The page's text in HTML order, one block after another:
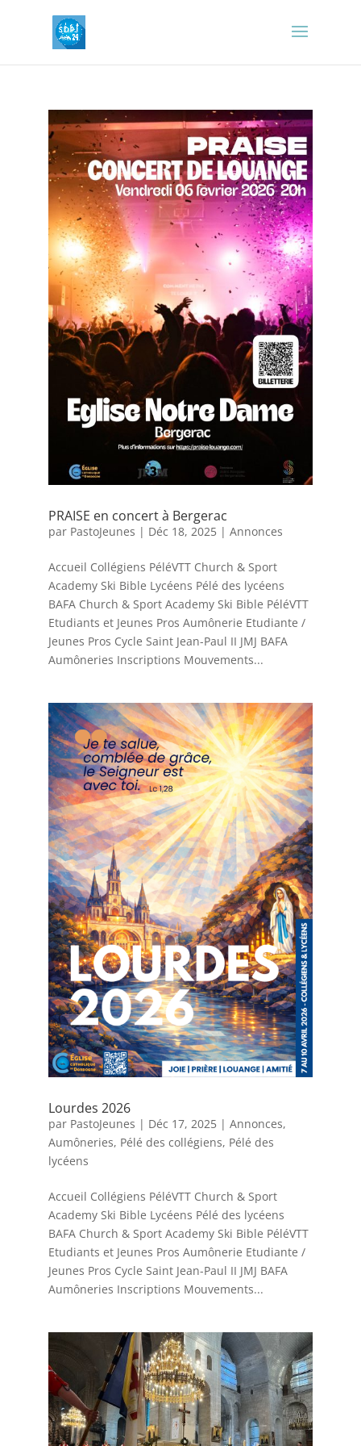
PRAISE en concert à Bergerac
par PastoJeunes | Déc 18, 2025| Annonces
Accueil Collégiens PéléVTT Church & Sport
Academy Ski Bible Lycéens Pélé des lycéens
BAFA Church & Sport Academy Ski Bible PéléVTT
Etudiants et Jeunes Pros Aumônerie Etudiante /
Jeunes Pros Cycle Saint Jean-Paul II JMJ BAFA
Aumôneries Inscriptions Mouvements...
Lourdes 2026
par PastoJeunes | Déc 17, 2025| Annonces,
Aumôneries, Pélé des collégiens, Pélé des
lycéens
Accueil Collégiens PéléVTT Church & Sport
Academy Ski Bible Lycéens Pélé des lycéens
BAFA Church & Sport Academy Ski Bible PéléVTT
Etudiants et Jeunes Pros Aumônerie Etudiante /
Jeunes Pros Cycle Saint Jean-Paul II JMJ BAFA
Aumôneries Inscriptions Mouvements...